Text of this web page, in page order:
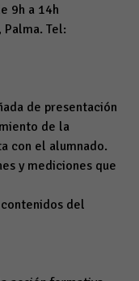
9h a 14h
Tel:
de presentación
de la
con el alumnado.
y mediciones que
del